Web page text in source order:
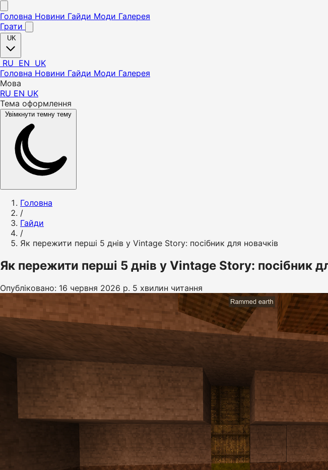
Головна Новини Гайди Моди Галерея
Грати
UK
RU EN UK
Головна Новини Гайди Моди Галерея
Мова
RU EN UK
Тема оформлення
Увімкнути темну тему
Головна
/
Гайди
/
Як пережити перші 5 днів у Vintage Story: посібник для новачків
Як пережити перші 5 днів у Vintage Story: посібник
Опубліковано: 16 червня 2026 р. 5 хвилин читання